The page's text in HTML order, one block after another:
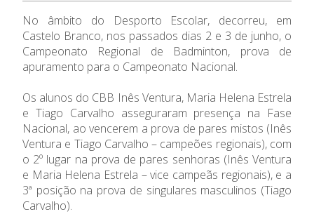
O Colégio
Colaboradores Não
Docentes
Instalações
Ofertas de emprego
Jornal “O Coreto”
Privacidade
Oferta Formativa
Sala de Estudo
Atividades de Interrupção
Letiva
Ensino Profissional
Termalismo
Curso de Técnico/a de Apoio
à Família e à Comunidade
Ofertas de Emprego
Ano Letivo
de Educação
SIGE
Secretariado de Exames
Admissão
Informações
No âmbito do Desporto Escolar, decorreu, em
Castelo Branco, nos passados dias 2 e 3 de junho, o
Campeonato Regional de Badminton, prova de
apuramento para o Campeonato Nacional.
Os alunos do CBB Inês Ventura, Maria Helena Estrela
e Tiago Carvalho asseguraram presença na Fase
Nacional, ao vencerem a prova de pares mistos (Inês
Ventura e Tiago Carvalho – campeões regionais), com
o 2º lugar na prova de pares senhoras (Inês Ventura
e Maria Helena Estrela – vice campeãs regionais), e a
3ª posição na prova de singulares masculinos (Tiago
Carvalho).